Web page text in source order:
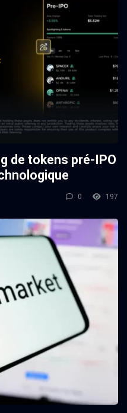
de tokens pré-IPO
0 197